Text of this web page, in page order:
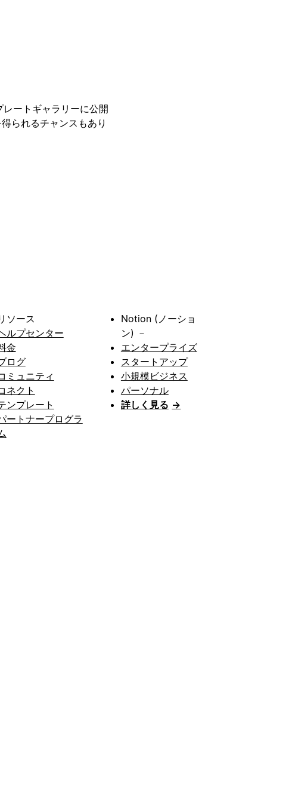
ートギャラリーに公開
られるチャンスもあり
ソース
ルプセンター
金
ログ
ミュニティ
ネクト
ンプレート
ートナープログラ
Notion (ノーショ
ン) －
エンタープライズ
スタートアップ
小規模ビジネス
パーソナル
詳しく見る →